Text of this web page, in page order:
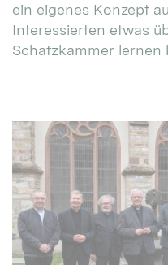
ein eigenes Konzept
Interessierten etwas
Schatzkammer lernen